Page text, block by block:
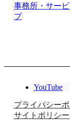
事務所・サー
プ
YouTube
プライバシー
サイトポリシー